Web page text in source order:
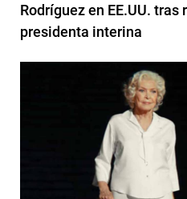
Rodríguez en EE.UU.
presidenta interina